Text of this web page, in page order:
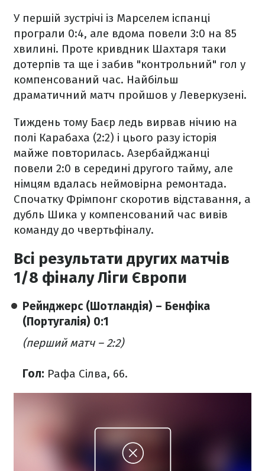
У першій зустрічі із Марселем іспанці
програли 0:4, але вдома повели 3:0 на 85
хвилині. Проте кривдник Шахтаря таки
дотерпів та ще і забив "контрольний" гол у
компенсований час. Найбільш
драматичний матч пройшов у Леверкузені.
Тиждень тому Баєр ледь вирвав нічию на
полі Карабаха (2:2) і цього разу історія
майже повторилась. Азербайджанці
повели 2:0 в середині другого тайму, але
німцям вдалась неймовірна ремонтада.
Спочатку Фрімпонг скоротив відставання, а
дубль Шика у компенсований час вивів
команду до чвертьфіналу.
Всі результати других матчів
1/8 фіналу Ліги Європи
Рейнджерс (Шотландія) – Бенфіка
(Португалія) 0:1
(перший матч – 2:2)
Гол: Рафа Сілва, 66.